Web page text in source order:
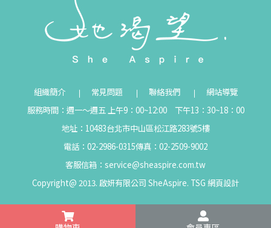
組織簡介 常見問題 聯絡我們
網站導覽
服務時間：週一～週五 上午9：00~12:00 下午13：30~18：00
地址：10483台北市中山區松江路283號5樓
電話：02-2986-0315傳真：02-2509-9002
客服信箱： service@sheaspire.com.tw
Copyright@ 2013. 啟妍有限公司 SheAspire. TSG 網頁設計